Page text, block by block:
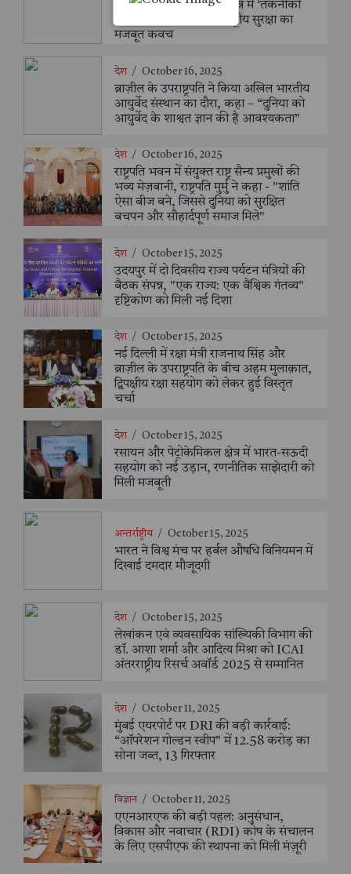
एआरडीई, पुणे दौरा | रक्षा क्षेत्र में ‘तकनीकी
आत्मनिर्भरता’ को बताया राष्ट्रीय सुरक्षा का
मजबूत कवच
देश / October 16, 2025
ब्राज़ील के उपराष्ट्रपति ने किया अखिल भारतीय
आयुर्वेद संस्थान का दौरा, कहा – “दुनिया को
आयुर्वेद के शाश्वत ज्ञान की है आवश्यकता”
देश / October 16, 2025
राष्ट्रपति भवन में संयुक्त राष्ट्र सैन्य प्रमुखों की
भव्य मेज़बानी, राष्ट्रपति मुर्मु ने कहा - "शांति
ऐसा बीज बने, जिससे दुनिया को सुरक्षित
बचपन और सौहार्दपूर्ण समाज मिले"
देश / October 15, 2025
उदयपुर में दो दिवसीय राज्य पर्यटन मंत्रियों की
बैठक संपन्न, "एक राज्य: एक वैश्विक गंतव्य"
दृष्टिकोण को मिली नई दिशा
देश / October 15, 2025
नई दिल्ली में रक्षा मंत्री राजनाथ सिंह और
ब्राज़ील के उपराष्ट्रपति के बीच अहम मुलाक़ात,
द्विपक्षीय रक्षा सहयोग को लेकर हुई विस्तृत
चर्चा
देश / October 15, 2025
रसायन और पेट्रोकेमिकल क्षेत्र में भारत-सऊदी
सहयोग को नई उड़ान, रणनीतिक साझेदारी को
मिली मजबूती
अन्तर्राष्ट्रीय / October 15, 2025
भारत ने विश्व मंच पर हर्बल औषधि विनियमन में
दिखाई दमदार मौजूदगी
देश / October 15, 2025
लेखांकन एवं व्यवसायिक सांख्यिकी विभाग की
डॉ. आशा शर्मा और आदित्य मिश्रा को ICAI
अंतरराष्ट्रीय रिसर्च अवॉर्ड 2025 से सम्मानित
देश / October 11, 2025
मुंबई एयरपोर्ट पर DRI की बड़ी कार्रवाई:
“ऑपरेशन गोल्डन स्वीप” में 12.58 करोड़ का
सोना जब्त, 13 गिरफ्तार
विज्ञान / October 11, 2025
एएनआरएफ की बड़ी पहल: अनुसंधान,
विकास और नवाचार (RDI) कोष के संचालन
के लिए एसपीएफ की स्थापना को मिली मंज़ूरी